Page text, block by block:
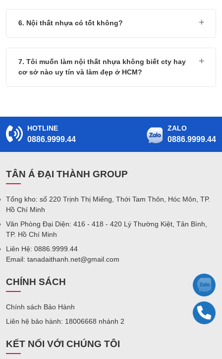
6. Nội thất nhựa có tốt không?
7. Tôi muốn làm nội thất nhựa không biết cty hay
cơ sở nào uy tín và làm đẹp ở HCM?
HOTLINE
0886.9999.44
ZALO
0886.9999.44
TÂN Á ĐẠI THÀNH GROUP
Tổng kho: số 220 Trịnh Thị Miếng, Thới Tam Thôn, Hóc Môn, TP.
Hồ Chí Minh
Văn Phòng Đại Diện: 416 - 418 - 420 Lý Thường Kiệt, Tân Bình,
TP. Hồ Chí Minh
Liên Hệ: 0886.9999.44
Email: tanadaithanh.net@gmail.com
CHÍNH SÁCH
Chính sách Bảo Hành
Liên hệ bảo hành: 18006668 nhánh 2
KẾT NỐI VỚI CHÚNG TÔI